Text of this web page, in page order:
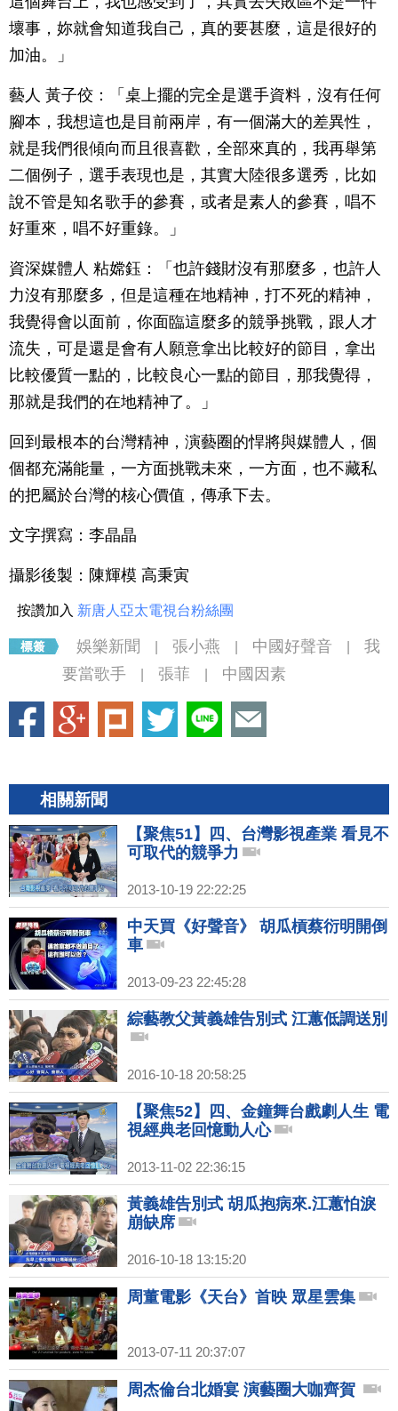
壞事，妳就會知道我自己，真的要甚麼，這是很好的
加油。」
藝人 黃子佼：「桌上擺的完全是選手資料，沒有任何
腳本，我想這也是目前兩岸，有一個滿大的差異性，
就是我們很傾向而且很喜歡，全部來真的，我再舉第
二個例子，選手表現也是，其實大陸很多選秀，比如
說不管是知名歌手的參賽，或者是素人的參賽，唱不
好重來，唱不好重錄。」
資深媒體人 粘嫦鈺：「也許錢財沒有那麼多，也許人
力沒有那麼多，但是這種在地精神，打不死的精神，
我覺得會以面前，你面臨這麼多的競爭挑戰，跟人才
流失，可是還是會有人願意拿出比較好的節目，拿出
比較優質一點的，比較良心一點的節目，那我覺得，
那就是我們的在地精神了。」
回到最根本的台灣精神，演藝圈的悍將與媒體人，個
個都充滿能量，一方面挑戰未來，一方面，也不藏私
的把屬於台灣的核心價值，傳承下去。
文字撰寫：李晶晶
攝影後製：陳輝模 高秉寅
按讚加入 新唐人亞太電視台粉絲團
娛樂新聞 張小燕 中國好聲音
我
要當歌手
張菲 中國因素
相關新聞
【聚焦51】四、台灣影視產業 看見不
可取代的競爭力
2013-10-19 22:22:25
中天買《好聲音》 胡瓜槓蔡衍明開倒
車
2013-09-23 22:45:28
綜藝教父黃義雄告別式 江蕙低調送別
2016-10-18 20:58:25
【聚焦52】四、金鐘舞台戲劇人生 電
視經典老回憶動人心
2013-11-02 22:36:15
黃義雄告別式 胡瓜抱病來.江蕙怕淚
崩缺席
2016-10-18 13:15:20
周董電影《天台》首映 眾星雲集
2013-07-11 20:37:07
周杰倫台北婚宴 演藝圈大咖齊賀